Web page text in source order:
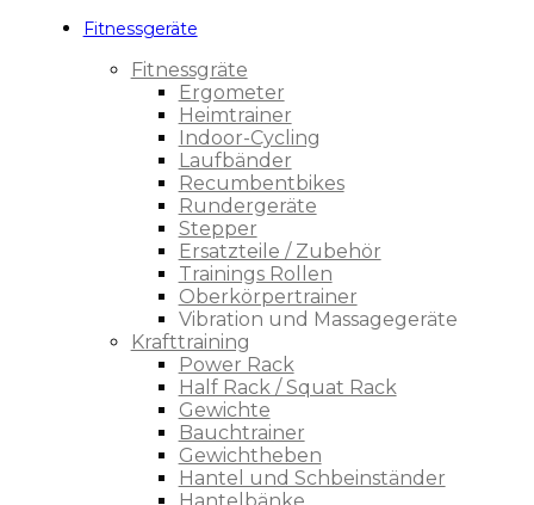
Fitnessgeräte
Fitnessgräte
Ergometer
Heimtrainer
Indoor-Cycling
Laufbänder
Recumbentbikes
Rundergeräte
Stepper
Ersatzteile / Zubehör
Trainings Rollen
Oberkörpertrainer
Vibration und Massagegeräte
Krafttraining
Power Rack
Half Rack / Squat Rack
Gewichte
Bauchtrainer
Gewichtheben
Hantel und Schbeinständer